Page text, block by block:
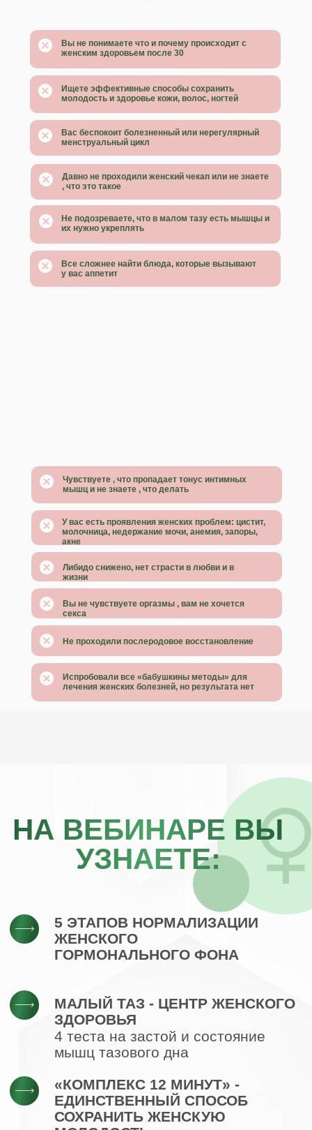
Вы не понимаете что и почему происходит с
женским здоровьем после 30
Чувствуете , что пропадает тонус интимных
мышц и не знаете , что делать
У вас есть проявления женских проблем: цистит,
молочница, недержание мочи, анемия, запоры,
акне
Либидо снижено, нет страсти в любви и в
жизни
Вы не чувствуете оргазмы , вам не хочется
секса
Не проходили послеродовое восстановление
Все сложнее найти блюда, которые вызывают
у вас аппетит
Испробовали все «бабушкины методы» для
лечения женских болезней, но результата нет
Ищете эффективные способы сохранить
молодость и здоровье кожи, волос, ногтей
Вас беспокоит болезненный или нерегулярный
менструальный цикл
Не подозреваете, что в малом тазу есть мышцы и
их нужно укреплять
Давно не проходили женский чекап или не знаете
, что это такое
МАЛЫЙ ТАЗ - ЦЕНТР ЖЕНСКОГО
ГОРМОНАЛЬНОГО ФОНА
«КОМПЛЕКС 12 МИНУТ» -
ЕДИНСТВЕННЫЙ СПОСОБ
СОХРАНИТЬ ЖЕНСКУЮ
МОЛОДОСТЬ
ПЛАН ПИТАНИЯ ДЛЯ
ЖЕНСКОГО ЗДОРОВЬЯ
Сбалансированное меню
ОНЛАЙН ЧЕК-АП ОРГАНИЗМА
ПОШАГОВЫЙ АЛГОРИТМ
АПГРЕЙДА ЖЕНСКОГО
4 теста на застой и состояние
мышц тазового дна
С клинической
эффективностью 90 %
котором получается ВСЁ
ЗАРЕГИСТРИРОВАТЬСЯ
БЕСПЛАТНО
ЧТО БУДЕТ ЕЩЕ?